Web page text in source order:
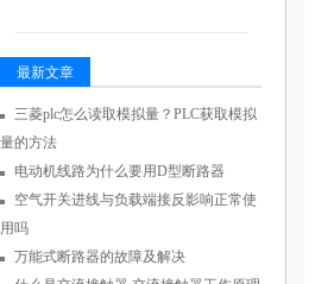
最新文章
三菱plc怎么读取模拟量？PLC获取模拟
量的方法
电动机线路为什么要用D型断路器
空气开关进线与负载端接反影响正常使
用吗
万能式断路器的故障及解决